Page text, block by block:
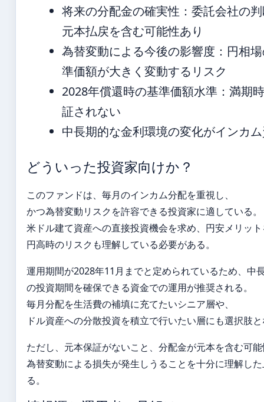
将来の分配金の確実性：委託会社の
元本払戻を含む可能性あり
為替変動による今後の影響度：円相
準価額が大きく変動するリスク
2028年償還時の基準価額水準：満期
証されない
中長期的な金利環境の変化がインカ
どういった投資家向けか？
このファンドは、毎月のインカム分配を重視し、
かつ為替変動リスクを許容できる投資家に適している。
米ドル建て資産への直接投資機会を求め、円安メリッ
円高時のリスクも理解している必要がある。
運用期間が2028年11月までと定められているため、中
の投資期間を確保できる資金での運用が推奨される。
毎月分配を生活費の補填に充てたいシニア層や、
ドル資産への分散投資を積立で行いたい層にも選択肢
ただし、元本保証がないこと、分配金が元本を含む可
為替変動による損失が発生しうることを十分に理解し
る。